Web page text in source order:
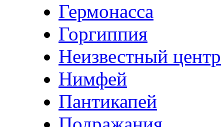
Гермонасса
Горгиппия
Неизвестный центр
Нимфей
Пантикапей